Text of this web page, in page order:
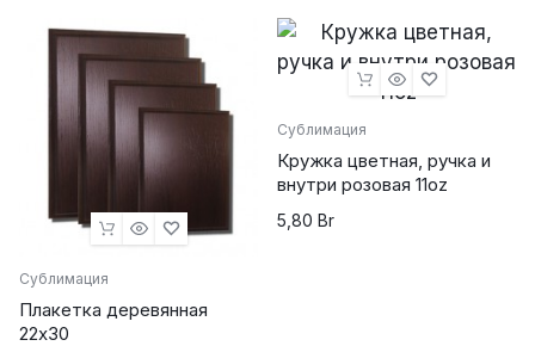
Сублимация
Плакетка деревянная
22х30
Сублимация
Кружка цветная, ручка и
внутри розовая 11oz
5,80 Br